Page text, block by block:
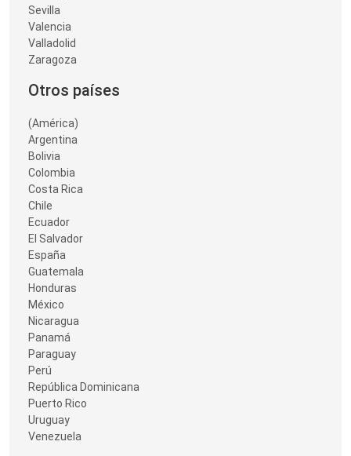
Sevilla
Valencia
Valladolid
Zaragoza
Otros países
(América)
Argentina
Bolivia
Colombia
Costa Rica
Chile
Ecuador
El Salvador
España
Guatemala
Honduras
México
Nicaragua
Panamá
Paraguay
Perú
República Dominicana
Puerto Rico
Uruguay
Venezuela